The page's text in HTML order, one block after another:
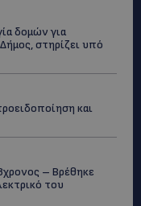
δομών για
στηρίζει υπό
και
– Βρέθηκε
του